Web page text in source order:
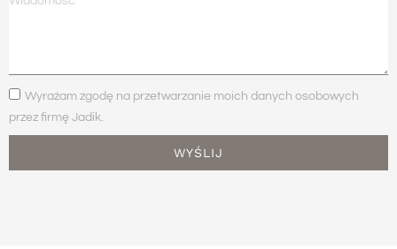
Wyrażam zgodę na przetwarzanie moich danych osobowych
przez firmę Jadik.
WYŚLIJ